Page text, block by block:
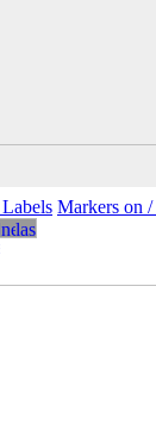
Labels Markers on /